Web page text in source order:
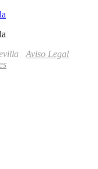
Aviso Legal